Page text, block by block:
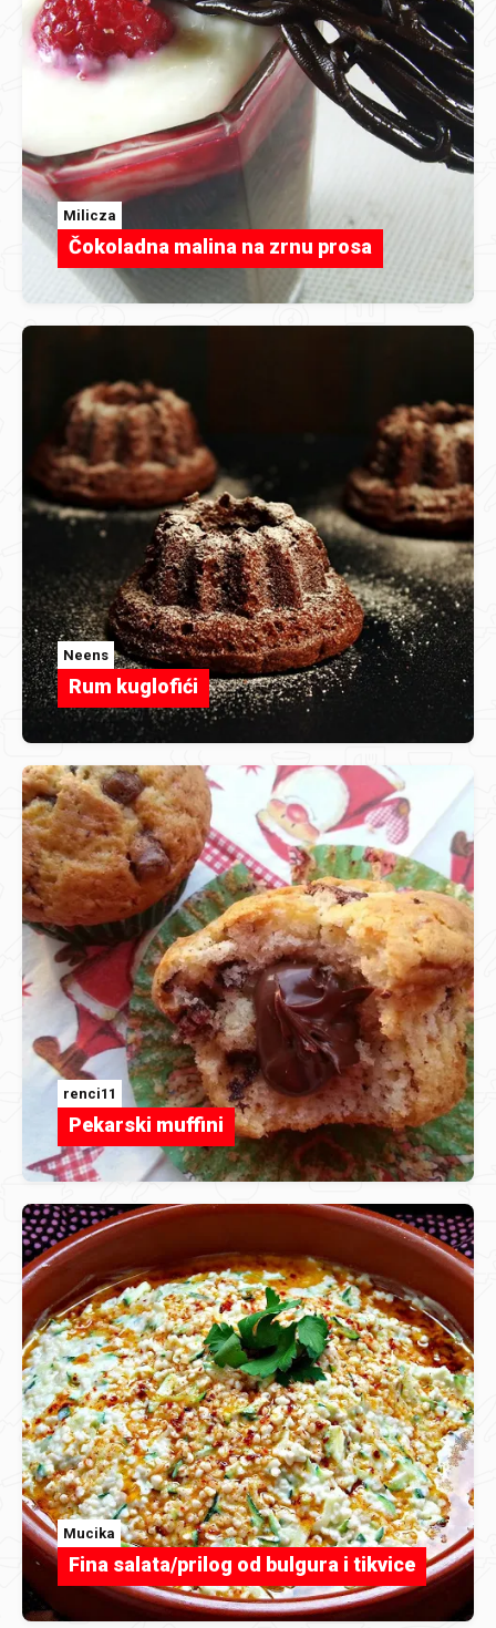
Milicza
Čokoladna malina na zrnu prosa
Neens
Rum kuglofići
renci11
Pekarski muffini
Mucika
Fina salata/prilog od bulgura i tikvice